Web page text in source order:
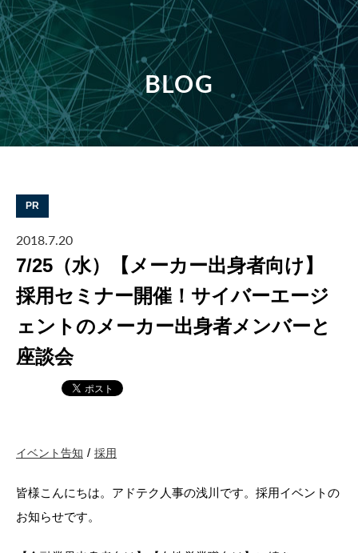
BLOG
PR
2018.7.20
7/25（水）【メーカー出身者向け】
採用セミナー開催！サイバーエージ
ェントのメーカー出身者メンバーと
座談会
イベント告知 採用
皆様こんにちは。アドテク人事の浅川です。採用イベントの
お知らせです。